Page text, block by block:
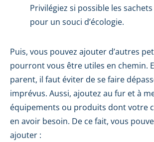
Privilégiez si possible les
pour un souci d’écologie.
Puis, vous pouvez ajouter d’autres
pourront vous être utiles en chemin.
parent, il faut éviter de se faire
imprévus. Aussi, ajoutez au fur et à
équipements ou produits dont votre
en avoir besoin. De ce fait, vous
ajouter :